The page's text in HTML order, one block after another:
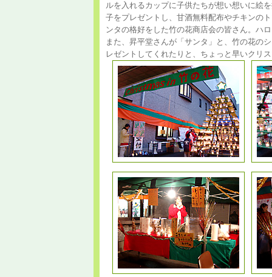
ルを入れるカップに子供たちが想い想いに絵
子をプレゼントし、甘酒無料配布やチキンの
ンタの格好をした竹の花商店会の皆さん。ハ
また、昇平堂さんが「サンタ」と、竹の花の
レゼントしてくれたりと、ちょっと早いクリ